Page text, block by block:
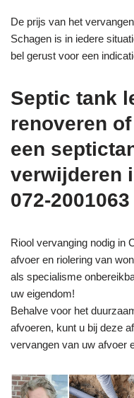
De prijs van het
Schagen is in iedere
bel gerust voor een
Septic tank
renoveren of
een
verwijderen
072-2001063
Riool vervanging nodig in
afvoer en riolering van
als specialisme
uw eigendom!
Behalve voor het
afvoeren, kunt u bij deze
vervangen van uw afvoer